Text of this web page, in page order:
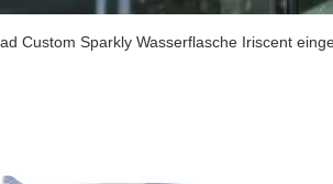
Custom Sparkly Wasserflasche Iriscent